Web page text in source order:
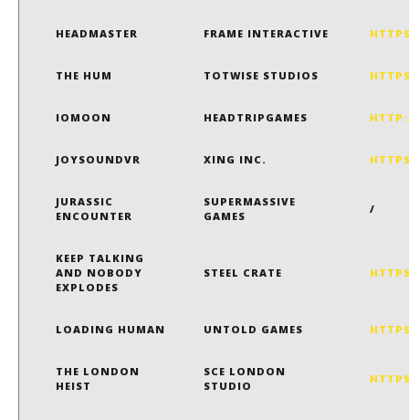
HEADMASTER FRAME INTERACTIVE
THE HUM TOTWISE STUDIOS
IOMOON HEADTRIPGAMES
JOYSOUNDVR XING INC.
JURASSIC
ENCOUNTER
SUPERMASSIVE
GAMES
/
KEEP TALKING
AND NOBODY
EXPLODES
STEEL CRATE
LOADING HUMAN UNTOLD GAMES
THE LONDON
HEIST
SCE LONDON
STUDIO